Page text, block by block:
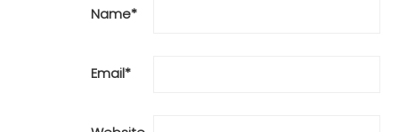
Name*
Email*